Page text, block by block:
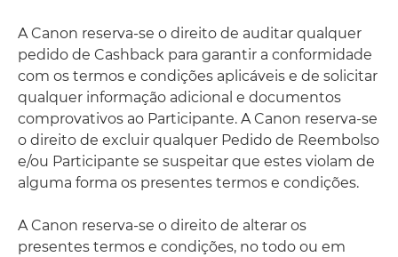
A Canon reserva-se o direito de auditar qualquer
pedido de Cashback para garantir a conformidade
com os termos e condições aplicáveis e de solicitar
qualquer informação adicional e documentos
comprovativos ao Participante. A Canon reserva-se
o direito de excluir qualquer Pedido de Reembolso
e/ou Participante se suspeitar que estes violam de
alguma forma os presentes termos e condições.
A Canon reserva-se o direito de alterar os
presentes termos e condições, no todo ou em